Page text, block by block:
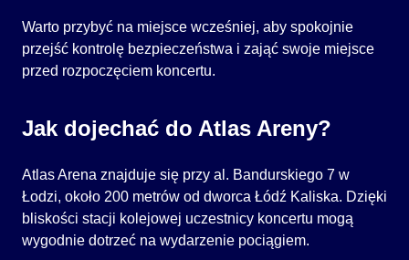
Warto przybyć na miejsce wcześniej, aby spokojnie
przejść kontrolę bezpieczeństwa i zająć swoje miejsce
przed rozpoczęciem koncertu.
Jak dojechać do Atlas Areny?
Atlas Arena znajduje się przy al. Bandurskiego 7 w
Łodzi, około 200 metrów od dworca Łódź Kaliska. Dzięki
bliskości stacji kolejowej uczestnicy koncertu mogą
wygodnie dotrzeć na wydarzenie pociągiem.